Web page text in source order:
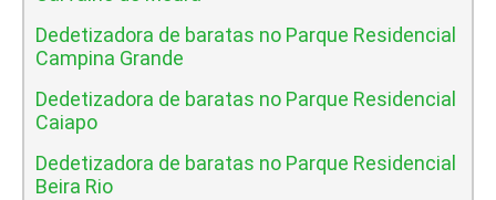
Dedetizadora de baratas no Parque Residencial
Campina Grande
Dedetizadora de baratas no Parque Residencial
Caiapo
Dedetizadora de baratas no Parque Residencial
Beira Rio